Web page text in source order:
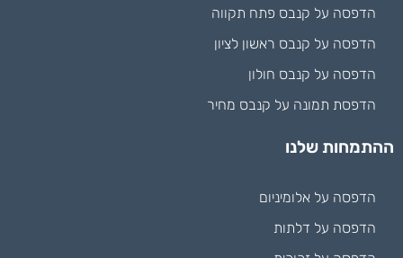
הדפסה על קנבס פתח תקווה
הדפסה על קנבס ראשון לציון
הדפסה על קנבס חולון
הדפסת תמונה על קנבס מחיר
ההתמחות שלנו
הדפסה על אלומיניום
הדפסה על דלתות